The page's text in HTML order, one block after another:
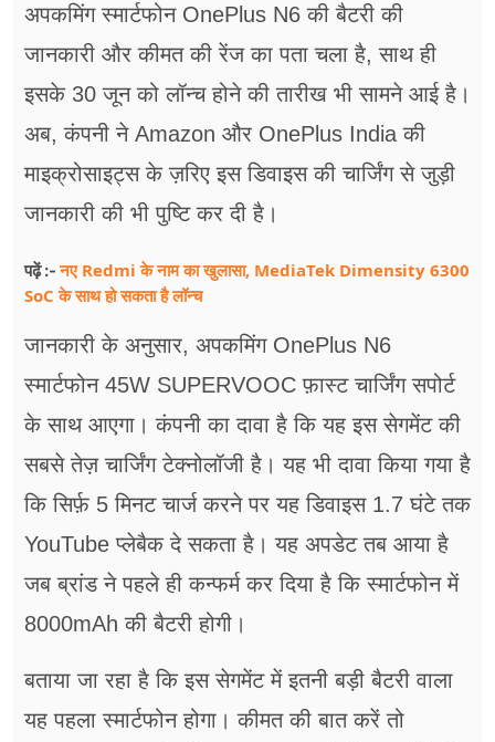
अपकमिंग स्मार्टफोन OnePlus N6 की बैटरी की
जानकारी और कीमत की रेंज का पता चला है, साथ ही
इसके 30 जून को लॉन्च होने की तारीख भी सामने आई है।
अब, कंपनी ने Amazon और OnePlus India की
माइक्रोसाइट्स के ज़रिए इस डिवाइस की चार्जिंग से जुड़ी
जानकारी की भी पुष्टि कर दी है।
पढ़ें :-नए Redmi के नाम का खुलासा, MediaTek Dimensity 6300
SoC के साथ हो सकता है लॉन्च
जानकारी के अनुसार, अपकमिंग OnePlus N6
स्मार्टफोन 45W SUPERVOOC फ़ास्ट चार्जिंग सपोर्ट
के साथ आएगा। कंपनी का दावा है कि यह इस सेगमेंट की
सबसे तेज़ चार्जिंग टेक्नोलॉजी है। यह भी दावा किया गया है
कि सिर्फ़ 5 मिनट चार्ज करने पर यह डिवाइस 1.7 घंटे तक
YouTube प्लेबैक दे सकता है। यह अपडेट तब आया है
जब ब्रांड ने पहले ही कन्फर्म कर दिया है कि स्मार्टफोन में
8000mAh की बैटरी होगी।
बताया जा रहा है कि इस सेगमेंट में इतनी बड़ी बैटरी वाला
यह पहला स्मार्टफोन होगा। कीमत की बात करें तो